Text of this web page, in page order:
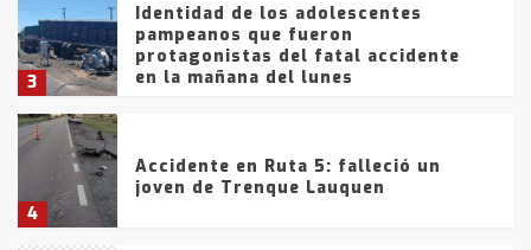
3
Identidad de los adolescentes
pampeanos que fueron
protagonistas del fatal accidente
en la mañana del lunes
4
Accidente en Ruta 5: falleció un
joven de Trenque Lauquen